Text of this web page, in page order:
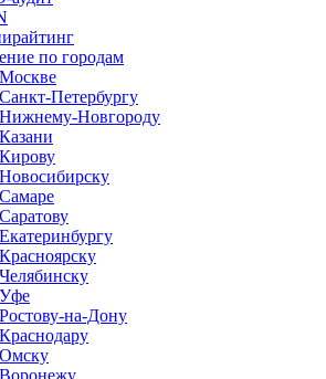
по городам
Петербургу
Новгороду
на-Дону